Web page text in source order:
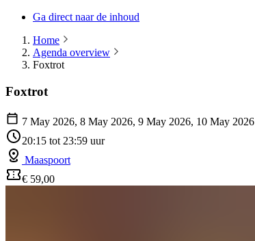
Ga direct naar de inhoud
Home
Agenda overview
Foxtrot
Foxtrot
7 May 2026, 8 May 2026, 9 May 2026, 10 May 2026
20:15 tot 23:59 uur
Maaspoort
€ 59,00